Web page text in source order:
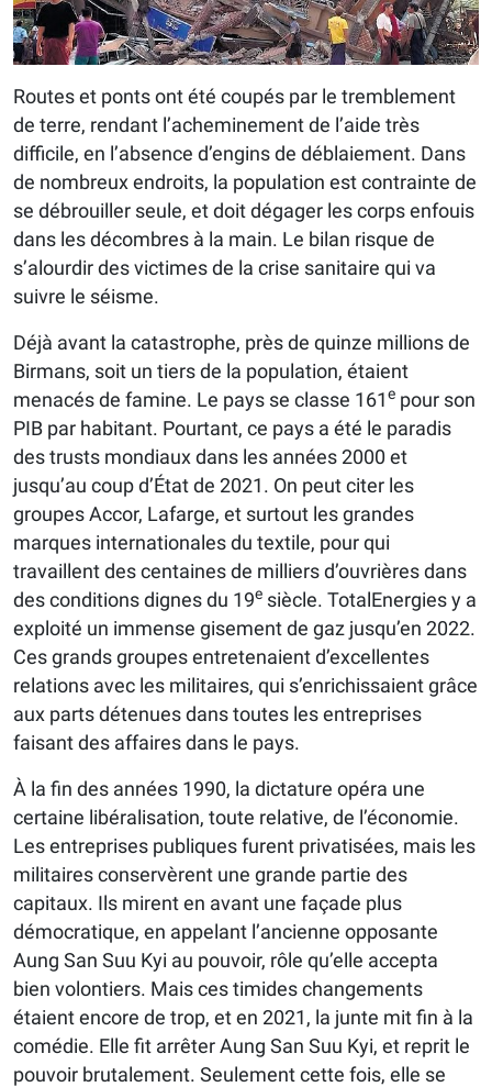
Routes et ponts ont été coupés par le tremblement
de terre, rendant l’acheminement de l’aide très
difficile, en l’absence d’engins de déblaiement. Dans
de nombreux endroits, la population est contrainte de
se débrouiller seule, et doit dégager les corps enfouis
dans les décombres à la main. Le bilan risque de
s’alourdir des victimes de la crise sanitaire qui va
suivre le séisme.
Déjà avant la catastrophe, près de quinze millions de
Birmans, soit un tiers de la population, étaient
menacés de famine. Le pays se classe 161e pour son
PIB par habitant. Pourtant, ce pays a été le paradis
des trusts mondiaux dans les années 2000 et
jusqu’au coup d’État de 2021. On peut citer les
groupes Accor, Lafarge, et surtout les grandes
marques internationales du textile, pour qui
travaillent des centaines de milliers d’ouvrières dans
des conditions dignes du 19e siècle. TotalEnergies y a
exploité un immense gisement de gaz jusqu’en 2022.
Ces grands groupes entretenaient d’excellentes
relations avec les militaires, qui s’enrichissaient grâce
aux parts détenues dans toutes les entreprises
faisant des affaires dans le pays.
À la fin des années 1990, la dictature opéra une
certaine libéralisation, toute relative, de l’économie.
Les entreprises publiques furent privatisées, mais les
militaires conservèrent une grande partie des
capitaux. Ils mirent en avant une façade plus
démocratique, en appelant l’ancienne opposante
Aung San Suu Kyi au pouvoir, rôle qu’elle accepta
bien volontiers. Mais ces timides changements
étaient encore de trop, et en 2021, la junte mit fin à la
comédie. Elle fit arrêter Aung San Suu Kyi, et reprit le
pouvoir brutalement. Seulement cette fois, elle se